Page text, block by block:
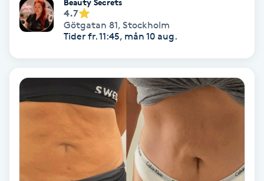
IPL hårborttagning
Beauty Secrets
4.7
Götgatan 81, Stockholm
Tider fr. 11:45, mån 10 aug.